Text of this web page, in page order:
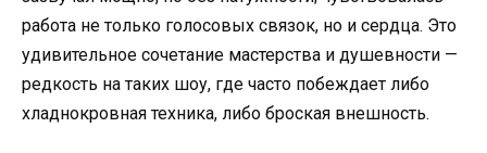
работа не только голосовых связок, но и сердца. Это
удивительное сочетание мастерства и душевности —
редкость на таких шоу, где часто побеждает либо
хладнокровная техника, либо броская внешность.